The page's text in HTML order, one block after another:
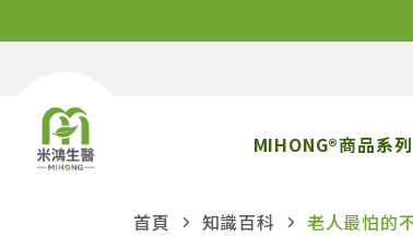
MIHONG®商品系列
首頁 知識百科 老人最怕的